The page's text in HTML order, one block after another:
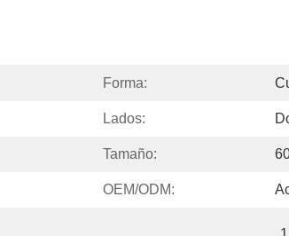
Forma:
Lados:
Tamaño:
OEM/ODM: